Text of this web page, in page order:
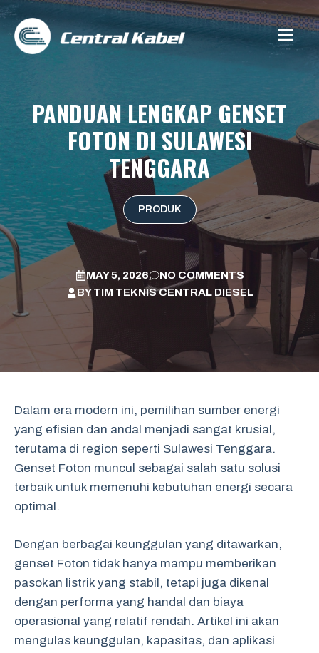
Skip
content
PANDUAN LENGKAP GENSET
FOTON DI SULAWESI
TENGGARA
PRODUK
MAY 5, 2026
NO COMMENTS
BYTIM TEKNIS CENTRAL DIESEL
Dalam era modern ini, pemilihan sumber energi
yang efisien dan andal menjadi sangat krusial,
terutama di region seperti Sulawesi Tenggara.
Genset Foton muncul sebagai salah satu solusi
terbaik untuk memenuhi kebutuhan energi secara
optimal.
Dengan berbagai keunggulan yang ditawarkan,
genset Foton tidak hanya mampu memberikan
pasokan listrik yang stabil, tetapi juga dikenal
dengan performa yang handal dan biaya
operasional yang relatif rendah. Artikel ini akan
mengulas keunggulan, kapasitas, dan aplikasi